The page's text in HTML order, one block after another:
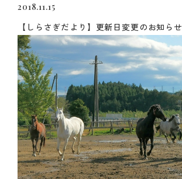
2018.11.15
【しらさぎだより】更新日変更のお知らせ